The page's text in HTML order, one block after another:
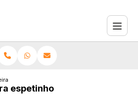
espetinho
espetinho